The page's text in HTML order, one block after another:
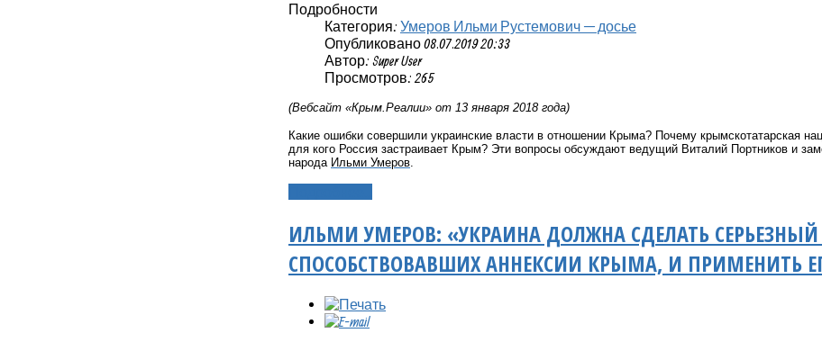
Подробности
Категория: Умеров Ильми Рустемович — досье
Опубликовано 08.07.2019 20:33
Автор: Super User
Просмотров: 265
(Вебсайт «Крым.Реалии» от 13 января 2018 года)
Какие ошибки совершили украинские власти в отношении Крыма? Почему крымскотатарская
для кого Россия застраивает Крым? Эти вопросы ​обсуждают ведущий Виталий Портников и
народа Ильми Умеров.
ИЛЬМИ УМЕРОВ: «УКРАИНА ДОЛЖНА СДЕЛАТЬ
СПОСОБСТВОВАВШИХ АННЕКСИИ КРЫМА, И ПРИМЕНИТЬ